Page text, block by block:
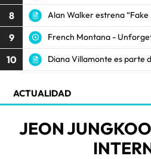
8 Alan Walker estrena “Fake
9 French Montana -
10 Diana Villamonte es parte
ACTUALIDAD
JEON